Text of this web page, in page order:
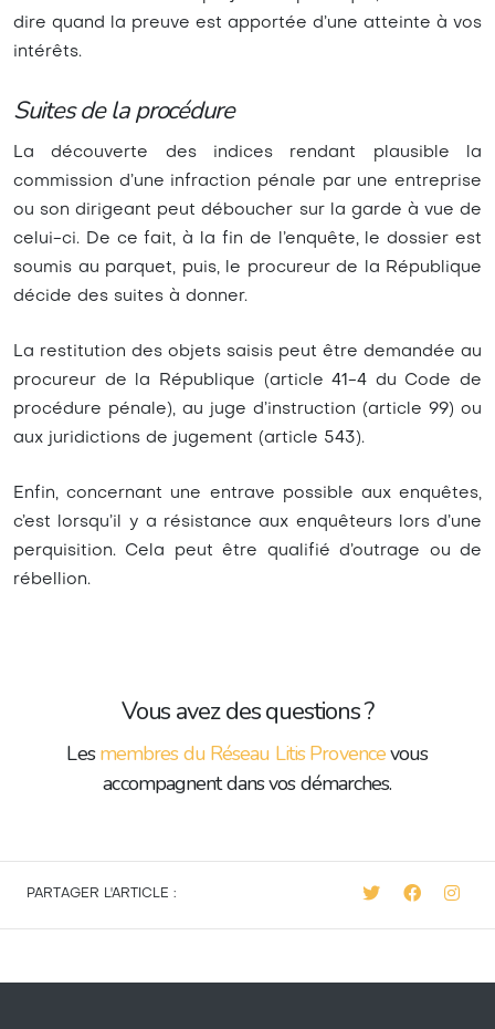
dire quand la preuve est apportée d’une atteinte à vos
intérêts.
Suites de la procédure
La découverte des indices rendant plausible la
commission d’une infraction pénale par une entreprise
ou son dirigeant peut déboucher sur la garde à vue de
celui-ci. De ce fait, à la fin de l’enquête, le dossier est
soumis au parquet, puis, le procureur de la République
décide des suites à donner.
La restitution des objets saisis peut être demandée au
procureur de la République (article 41-4 du Code de
procédure pénale), au juge d’instruction (article 99) ou
aux juridictions de jugement (article 543).
Enfin, concernant une entrave possible aux enquêtes,
c’est lorsqu’il y a résistance aux enquêteurs lors d’une
perquisition. Cela peut être qualifié d’outrage ou de
rébellion.
Vous avez des questions ?
Lesmembres du Réseau Litis Provencevous
accompagnent dans vos démarches.
PARTAGER L'ARTICLE :